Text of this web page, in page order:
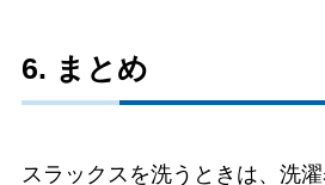
6. まとめ
スラックスを洗うときは、洗